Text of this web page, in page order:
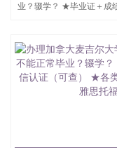
外烫金照片QQ微
外硕士文凭办理
吗QQ微信
551190476国外
551190476国外
业？辍学？ ★毕业证＋成